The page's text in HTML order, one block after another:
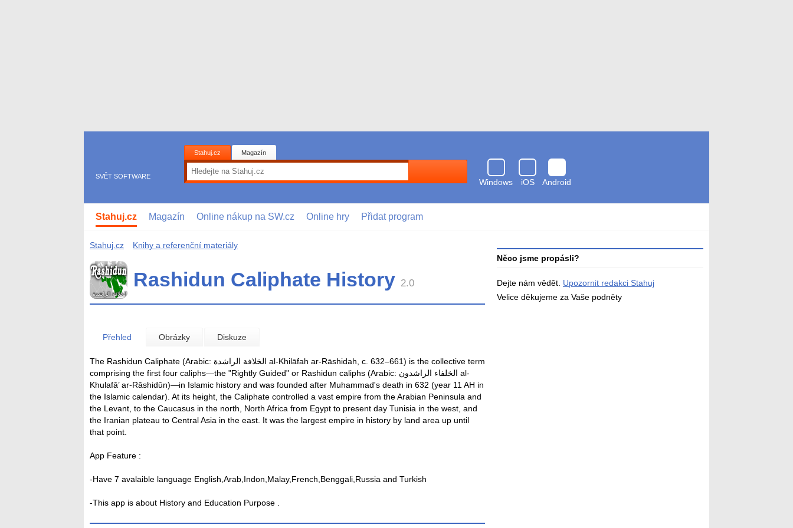
SVĚT SOFTWARE
Stahuj.cz Magazín
Windows
iOS
Android
antivirem
Stahuj.cz Magazín Online nákup na SW.cz Online hry Přidat program
Stahuj.cz Knihy a referenční materiály
Rashidun Caliphate History 2.0
Přehled Obrázky Diskuze
The Rashidun Caliphate (Arabic: الخلافة الراشدة‎ al-Khilāfah ar-Rāshidah, c. 632–661) is the collective term
comprising the first four caliphs—the "Rightly Guided" or Rashidun caliphs (Arabic: الخلفاء الراشدون‎ al-
Khulafā’ ar-Rāshidūn)—in Islamic history and was founded after Muhammad's death in 632 (year 11 AH in
the Islamic calendar). At its height, the Caliphate controlled a vast empire from the Arabian Peninsula and
the Levant, to the Caucasus in the north, North Africa from Egypt to present day Tunisia in the west, and
the Iranian plateau to Central Asia in the east. It was the largest empire in history by land area up until
that point.
App Feature :
-Have 7 avalaible language English,Arab,Indon,Malay,French,Benggali,Russia and Turkish
-This app is about History and Education Purpose .
Něco jsme propásli?
Dejte nám vědět. Upozornit redakci Stahuj
Velice děkujeme za Vaše podněty